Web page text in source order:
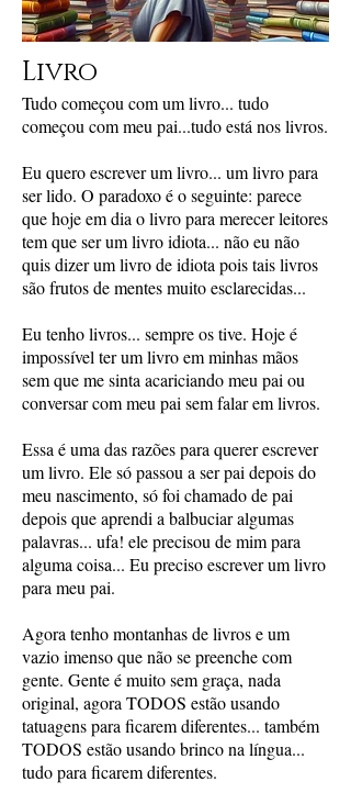
Livro
Tudo começou com um livro... tudo
começou com meu pai...tudo está nos livros.
Eu quero escrever um livro... um livro para
ser lido. O paradoxo é o seguinte: parece
que hoje em dia o livro para merecer leitores
tem que ser um livro idiota... não eu não
quis dizer um livro de idiota pois tais livros
são frutos de mentes muito esclarecidas...
Eu tenho livros... sempre os tive. Hoje é
impossível ter um livro em minhas mãos
sem que me sinta acariciando meu pai ou
conversar com meu pai sem falar em livros.
Essa é uma das razões para querer escrever
um livro. Ele só passou a ser pai depois do
meu nascimento, só foi chamado de pai
depois que aprendi a balbuciar algumas
palavras... ufa! ele precisou de mim para
alguma coisa... Eu preciso escrever um livro
para meu pai.
Agora tenho montanhas de livros e um
vazio imenso que não se preenche com
gente. Gente é muito sem graça, nada
original, agora TODOS estão usando
tatuagens para ficarem diferentes... também
TODOS estão usando brinco na língua...
tudo para ficarem diferentes.